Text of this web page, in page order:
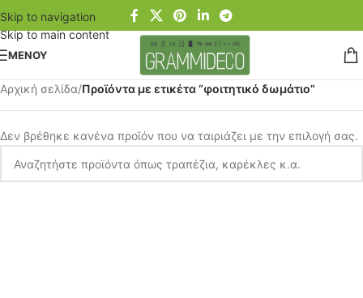
Skip to navigation
Skip to main content
ΜΕΝΟΥ
Αρχική σελίδα/Προϊόντα με ετικέτα “φοιτητικό δωμάτιο”
Δεν βρέθηκε κανένα προϊόν που να ταιριάζει με την επιλογή σας.